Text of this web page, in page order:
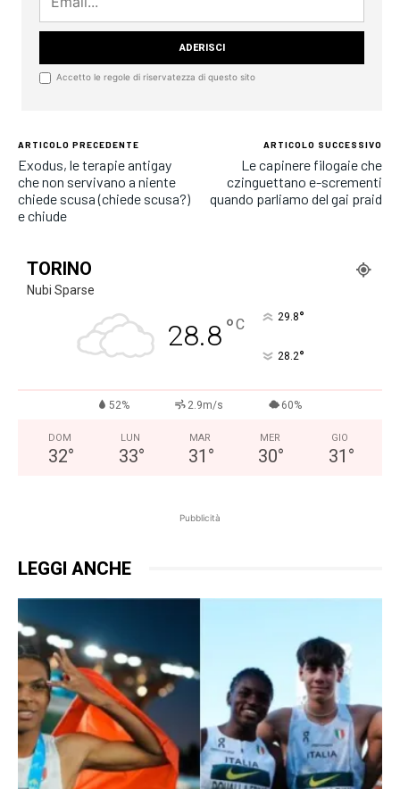
Accetto le regole di riservatezza di questo sito
ARTICOLO PRECEDENTE
Exodus, le terapie antigay
che non servivano a niente
chiede scusa (chiede scusa?)
e chiude
ARTICOLO SUCCESSIVO
Le capinere filogaie che
czinguettano e-scrementi
quando parliamo del gai praid
TORINO
Nubi Sparse
28.8°C 29.8°
28.2°
52% 2.9m/s 60%
DOM
32°
LUN
33°
MAR
31 °
MER
30°
GIO
31 °
Pubblicità
LEGGI ANCHE